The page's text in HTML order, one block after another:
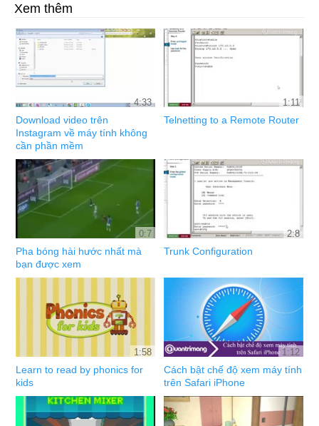
Xem thêm
4:33
Download video trên
Instagram về máy tính không
cần phần mềm
1:11
Telnetting to a Remote Router
0:7
Pha bóng hài hước nhất mà
bạn được xem
2:8
Trunk Configuration
1:58
Learn to read by phonics for
kids
1:12
Cách bật chế độ xem máy tính
trên Safari iPhone